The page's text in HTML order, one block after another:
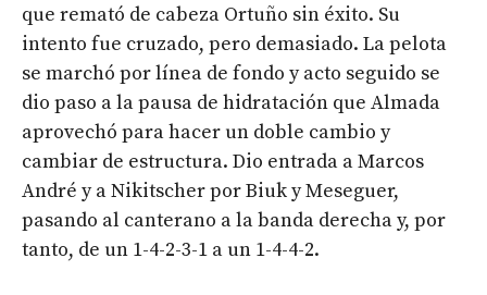
que remató de cabeza Ortuño sin éxito. Su
intento fue cruzado, pero demasiado. La pelota
se marchó por línea de fondo y acto seguido se
dio paso a la pausa de hidratación que Almada
aprovechó para hacer un doble cambio y
cambiar de estructura. Dio entrada a Marcos
André y a Nikitscher por Biuk y Meseguer,
pasando al canterano a la banda derecha y, por
tanto, de un 1-4-2-3-1 a un 1-4-4-2.